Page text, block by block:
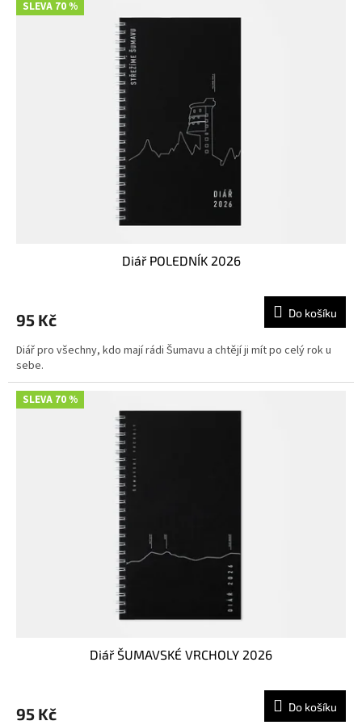
o SLEVA 70 %
Diář POLEDNÍK 2026
95 Kč Do košíku
Diář pro všechny, kdo mají rádi Šumavu a chtějí ji mít po celý rok u
sebe.
SLEVA 70 %
Diář ŠUMAVSKÉ VRCHOLY 2026
95 Kč Do košíku